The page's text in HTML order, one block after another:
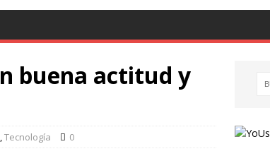
buena actitud y
,Tecnología 0